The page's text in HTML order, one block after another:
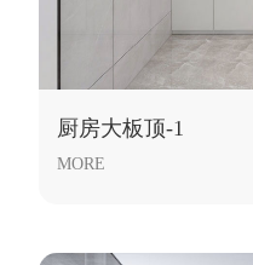
厨房大板顶-1
MORE